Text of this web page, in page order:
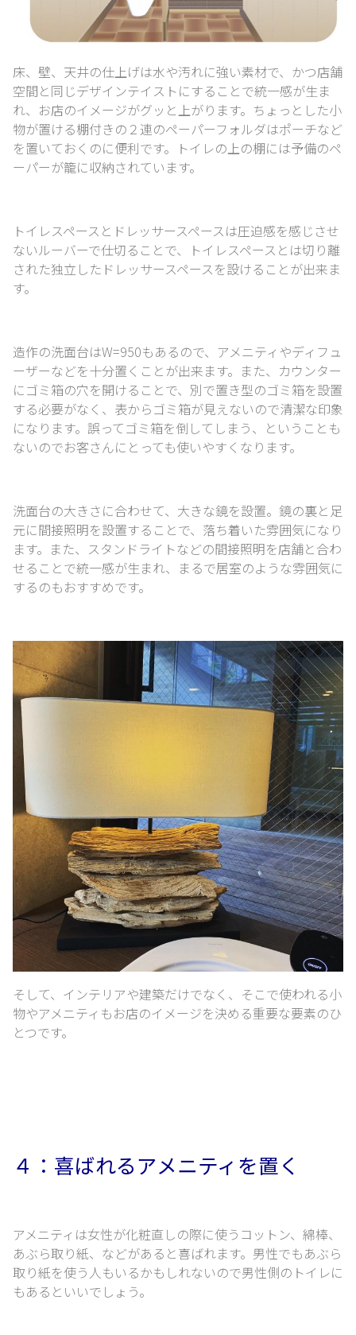
床、壁、天井の仕上げは水や汚れに強い素材で、 かつ店舗
空間と同じデザインテイストにすることで統一感が生ま
れ、 お店のイメージがグッと上がります。 ちょっとした小
物が置ける棚付きの２連のペーパーフォルダはポーチなど
を置いておくのに便利です。
トイレの上の棚には予備のペ
ーパーが籠に収納されています。
トイレスペースとドレッサースペースは圧迫感を感じさせ
ないルーバーで仕切ることで、
トイレスペースとは切り離
された独立したドレッサースペースを設けることが出来ま
す。
造作の洗面台はW=950もあるので、アメニティやディフュ
ーザーなどを十分置くことが出来ます。 また、カウンター
にゴミ箱の穴を開けることで、別で置き型のゴミ箱を設置
する必要がなく、 表からゴミ箱が見えないので清潔な印象
になります。 誤ってゴミ箱を倒してしまう、ということも
ないのでお客さんにとっても使いやすくなります。
洗面台の大きさに合わせて、大きな鏡を設置。 鏡の裏と足
元に間接照明を設置することで、落ち着いた雰囲気になり
ます。 また、スタンドライトなどの間接照明を店舗と合わ
せることで統一感が生まれ、 まるで居室のような雰囲気に
するのもおすすめです。
そして、インテリアや建築だけでなく、 そこで使われる小
物やアメニティもお店のイメージを決める重要な要素のひ
とつです。
４：喜ばれるアメニティを置く
アメニティは女性が化粧直しの際に使うコットン、綿棒、
あぶら取り紙、などがあると喜ばれます。 男性でもあぶら
取り紙を使う人もいるかもしれないので男性側のトイレに
もあるといいでしょう。